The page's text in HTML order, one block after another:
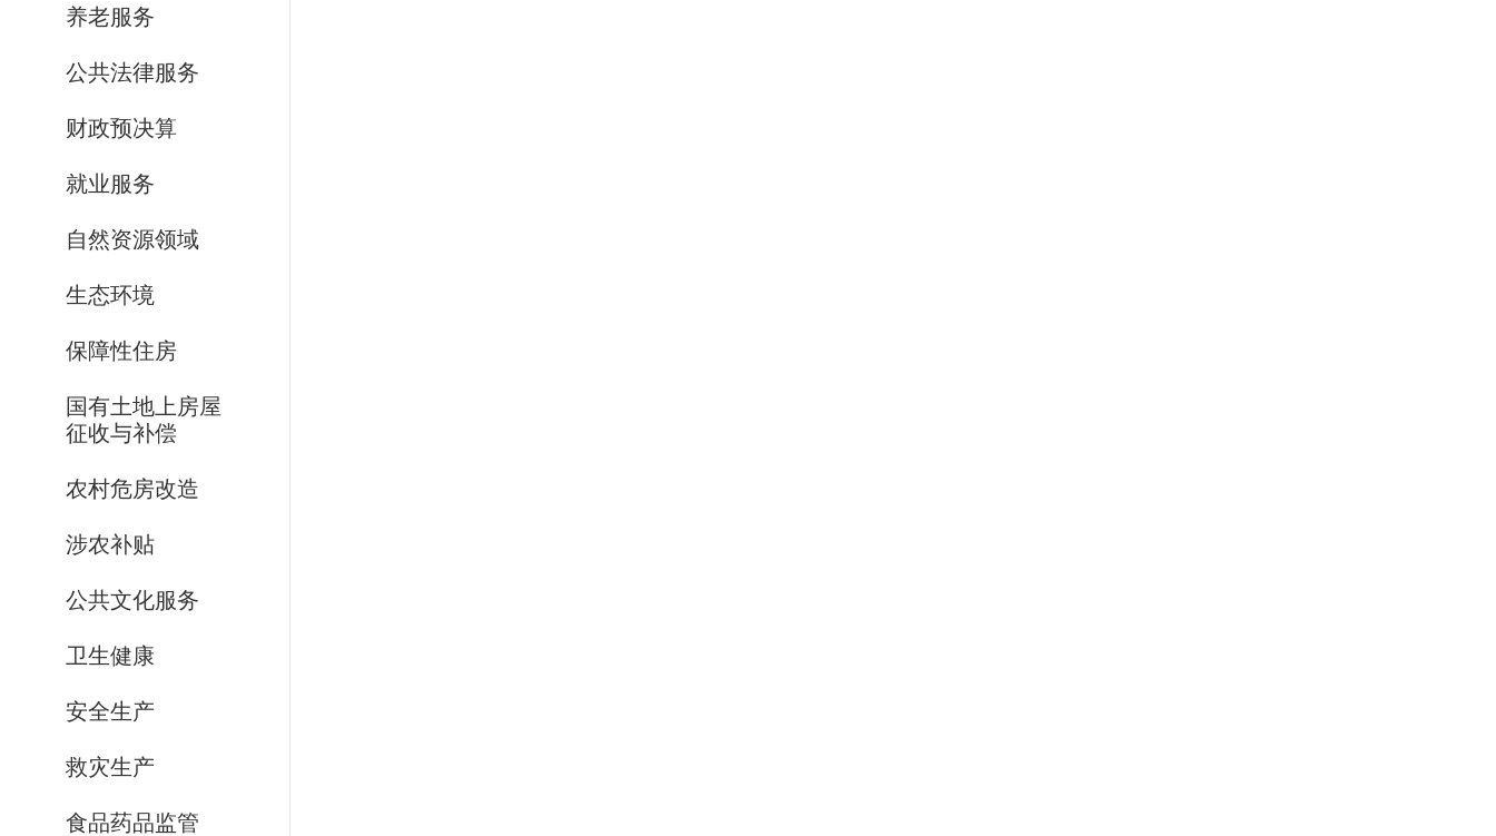
养老服务
公共法律服务
财政预决算
就业服务
自然资源领域
生态环境
保障性住房
国有土地上房屋
征收与补偿
农村危房改造
涉农补贴
公共文化服务
卫生健康
安全生产
救灾生产
食品药品监管